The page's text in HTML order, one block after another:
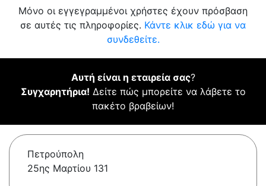
Μόνο οι εγγεγραμμένοι χρήστες έχουν πρόσβαση
σε αυτές τις πληροφορίες. Κάντε κλικ εδώ για να
συνδεθείτε.
Αυτή είναι η εταιρεία σας?
Συγχαρητήρια! Δείτε πώς μπορείτε να λάβετε το
πακέτο βραβείων!
Πετρούπολη
25ης Μαρτίου 131